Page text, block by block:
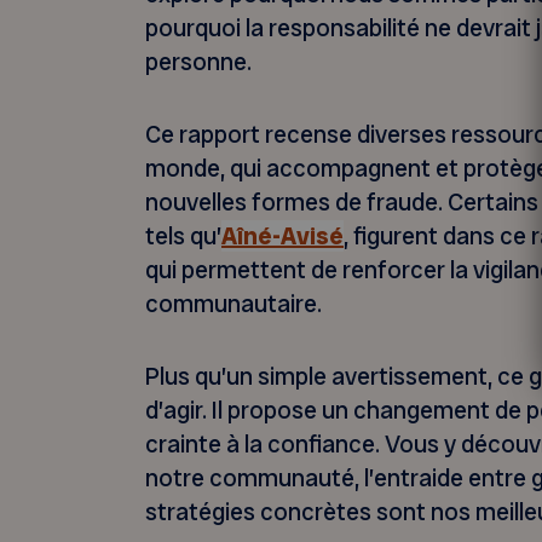
pourquoi la responsabilité ne devrait
personne.
Ce rapport recense diverses
monde, qui accompagnent et
nouvelles formes de fraude.
tels qu’Aîné-Avisé, figurent dans ce
qui permettent de renforcer la
communautaire.
Plus qu’un simple avertissement, ce
d’agir. Il propose un changement de
crainte à la confiance. Vous y
notre communauté, l’entraide entre
stratégies concrètes sont nos